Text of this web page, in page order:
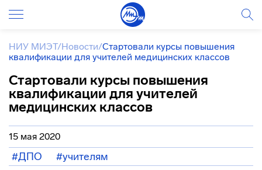
НИУ МИЭТ/Новости/Стартовали курсы повышения
квалификации для учителей медицинских классов
Стартовали курсы повышения
квалификации для учителей
медицинских классов
15 мая 2020
#ДПО #учителям